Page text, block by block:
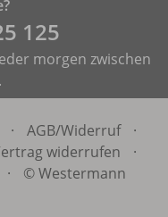
125
morgen zwischen
· AGB/Widerruf
·
widerrufen
·
· © Westermann